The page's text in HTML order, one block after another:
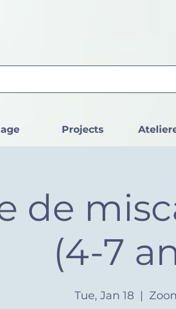
Projects
de
(4-7
Tue, Jan 18
  |